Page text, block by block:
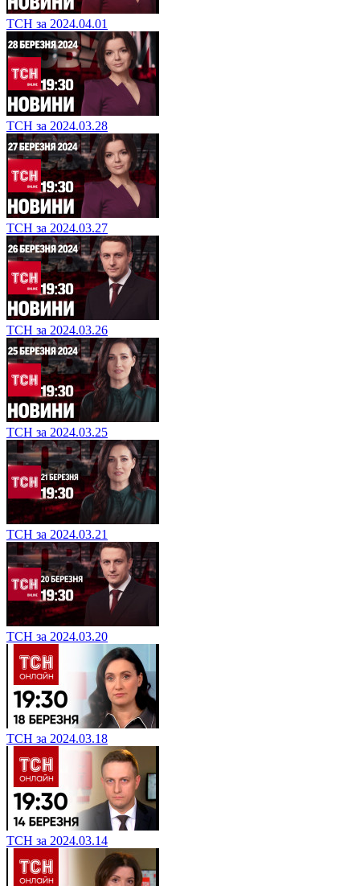
ТСН за 2024.04.01
ТСН за 2024.03.28
ТСН за 2024.03.27
ТСН за 2024.03.26
ТСН за 2024.03.25
ТСН за 2024.03.21
ТСН за 2024.03.20
ТСН за 2024.03.18
ТСН за 2024.03.14